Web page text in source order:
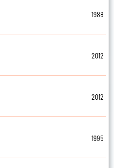
1988
2012
2012
1995